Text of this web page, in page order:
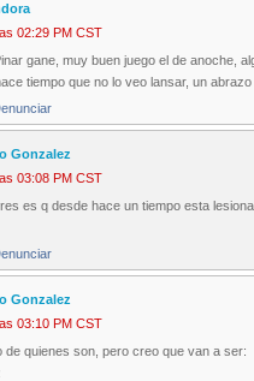
02:29 PM CST
gane, muy buen juego el de anoche,
tiempo que no lo veo lansar, un abrazo
Gonzalez
03:08 PM CST
es q desde hace un tiempo esta
Gonzalez
03:10 PM CST
quienes son, pero creo que van a ser: